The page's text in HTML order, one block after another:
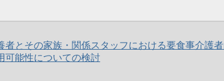
者とその家族・関係スタッフにおける要食事介護
可能性についての検討